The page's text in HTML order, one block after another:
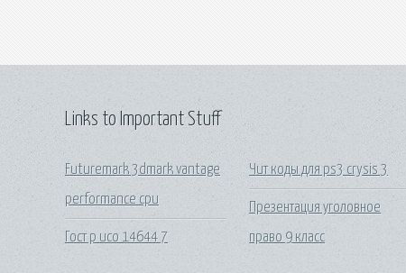
Links to Important Stuff
Futuremark 3dmark vantage
performance cpu
Гост р исо 14644 7
Чит коды для ps3 crysis 3
Презентация уголовное
право 9 класс